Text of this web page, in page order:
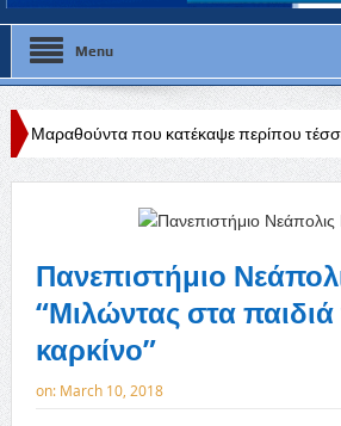
Menu
κατέκαψε περίπου τέσσερα εκτάρια, θα
Πανεπιστήμιο
“Μιλώντας στα παιδιά
καρκίνο”
on: March 10, 2018